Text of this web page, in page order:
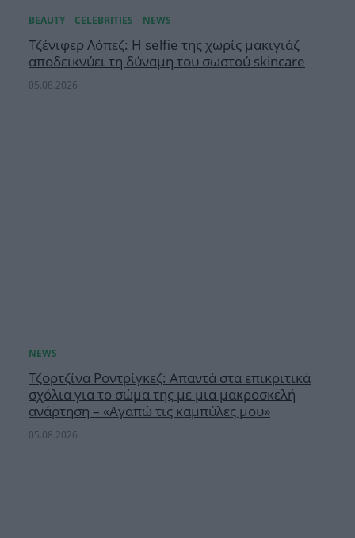
Τζένιφερ Λόπεζ: Η selfie της χωρίς μακιγιάζ
αποδεικνύει τη δύναμη του σωστού skincare
05.08.2026
Τζορτζίνα Ροντρίγκεζ: Απαντά στα επικριτικά
σχόλια για το σώμα της με μια μακροσκελή
ανάρτηση – «Αγαπώ τις καμπύλες μου»
05.08.2026